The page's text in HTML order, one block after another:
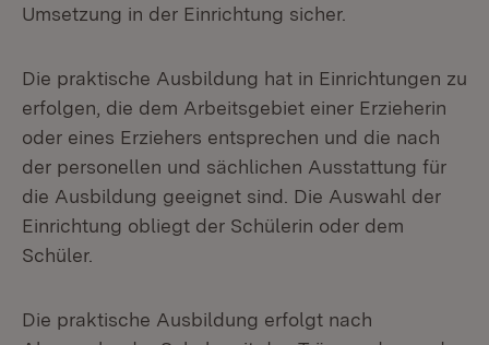
Umsetzung in der Einrichtung sicher.
Die praktische Ausbildung hat in Einrichtungen zu
erfolgen, die dem Arbeitsgebiet einer Erzieherin
oder eines Erziehers entsprechen und die nach
der personellen und sächlichen Ausstattung für
die Ausbildung geeignet sind. Die Auswahl der
Einrichtung obliegt der Schülerin oder dem
Schüler.
Die praktische Ausbildung erfolgt nach